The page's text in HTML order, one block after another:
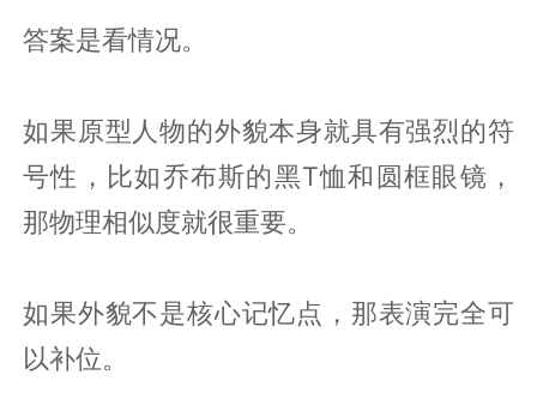
答案是看情况。
如果原型人物的外貌本身就具有强烈的符
号性，比如乔布斯的黑T恤和圆框眼镜，
那物理相似度就很重要。
如果外貌不是核心记忆点，那表演完全可
以补位。